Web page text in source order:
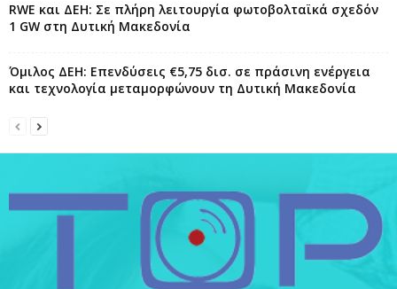
RWE και ΔΕΗ: Σε πλήρη λειτουργία φωτοβολταϊκά σχεδόν
1 GW στη Δυτική Μακεδονία
Όμιλος ΔΕΗ: Επενδύσεις €5,75 δισ. σε πράσινη ενέργεια
και τεχνολογία μεταμορφώνουν τη Δυτική Μακεδονία